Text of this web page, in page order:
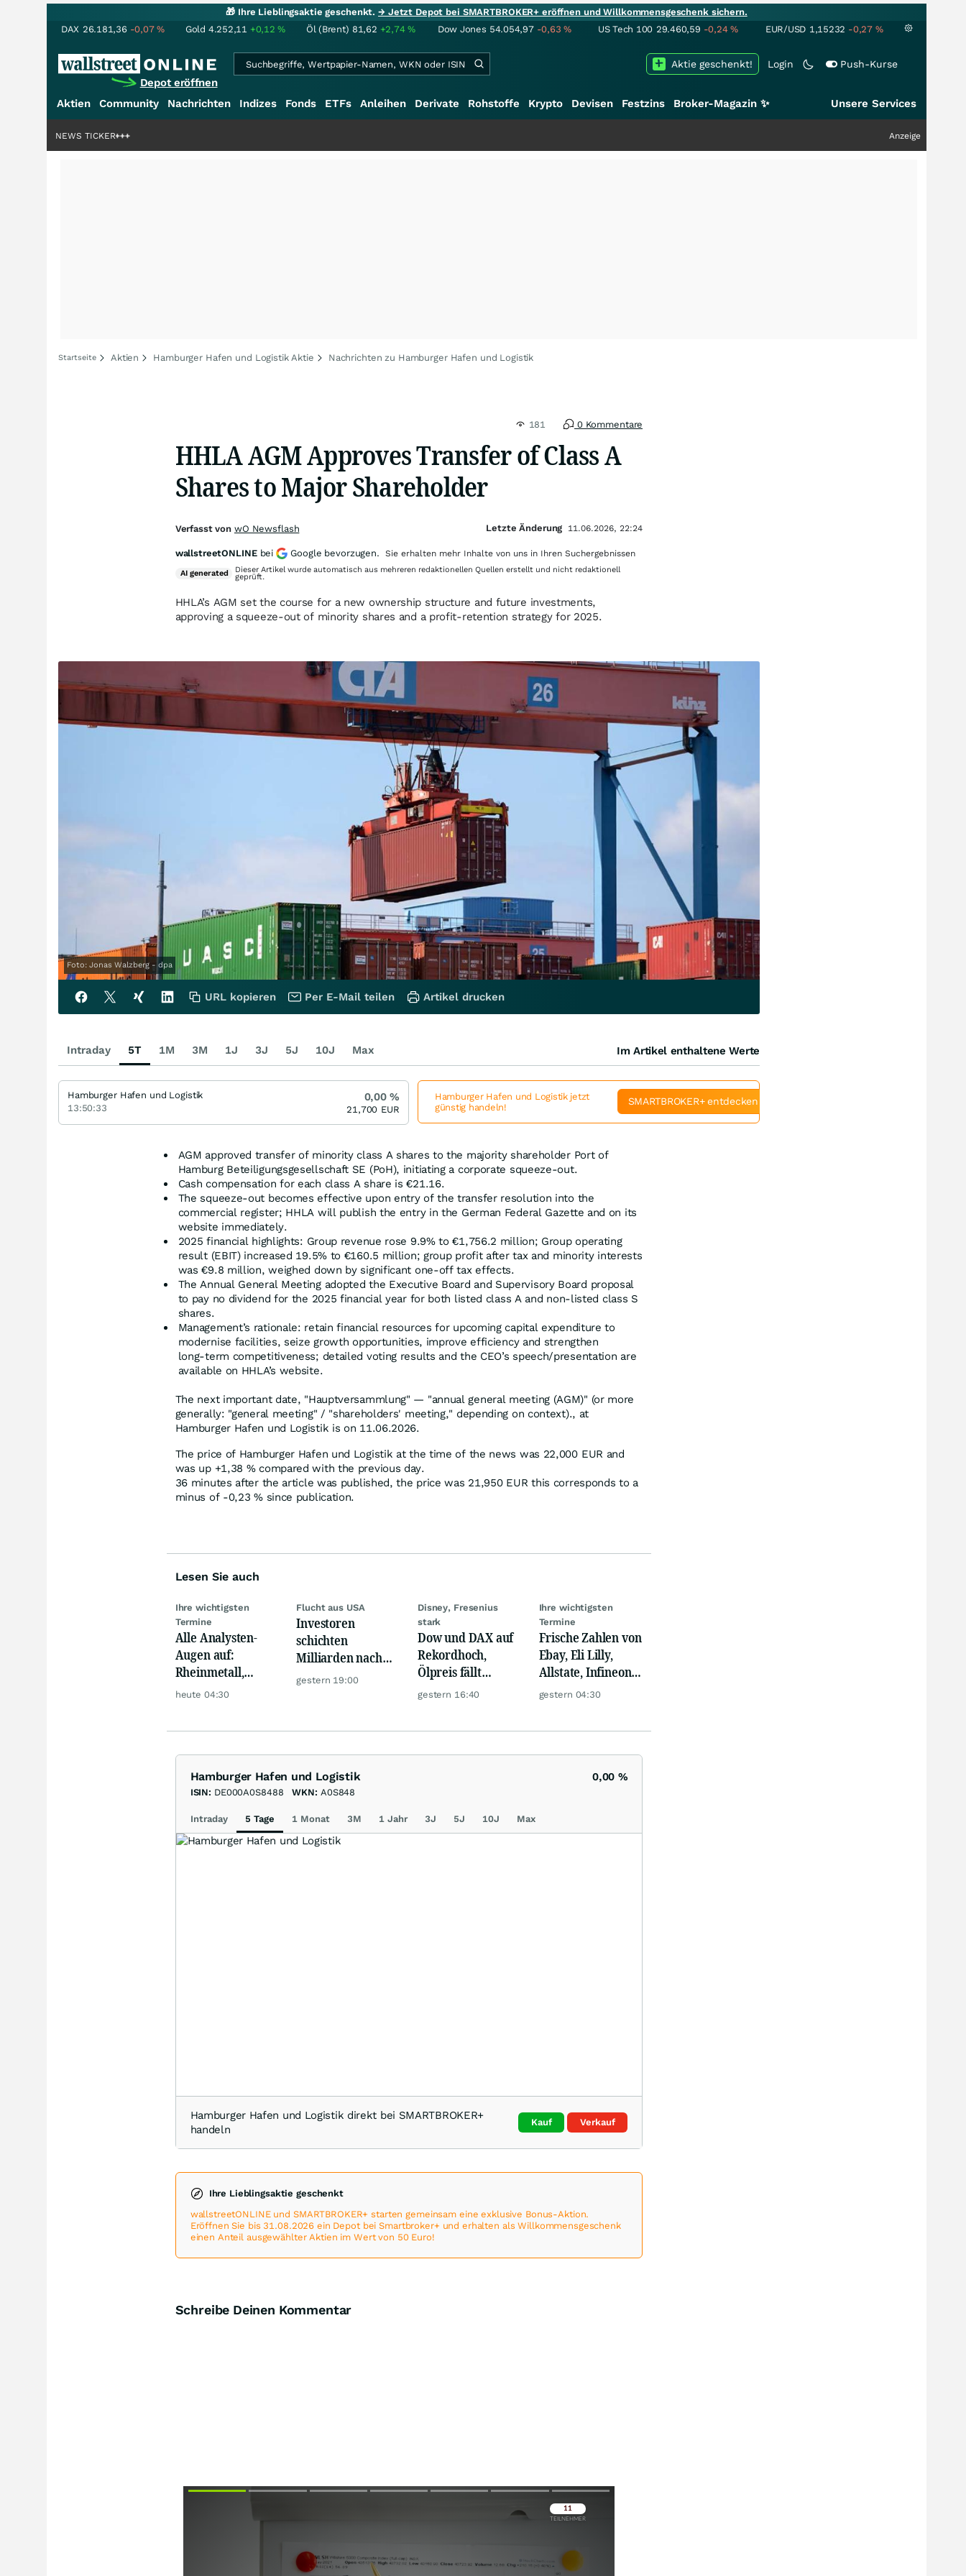
🎁 Ihre Lieblingsaktie geschenkt.→ Jetzt Depot bei SMARTBROKER+ eröffnen und Willkommensgeschenk sichern.
DAX 26.181,36 -0,07% Gold 4.252,11 +0,12% Öl (Brent) 81,62 +2,74% Dow Jones 54.054,97 -0,63% US Tech 100 29.460,59 -0,24% EUR/USD 1,15232 -0,27 %
Depot eröffnen
Login Push-Kurse
Aktie geschenkt!
Aktien Community Nachrichten Indizes Fonds ETFs Anleihen Derivate Rohstoffe Krypto Devisen Festzins Broker-Magazin ✨ Unsere Services
+++ Anzeige
NEWS TICKER
Startseite Aktien Hamburger Hafen und Logistik Aktie Nachrichten zu Hamburger Hafen und Logistik
181 0 Kommentare
HHLA AGM Approves Transfer of Class A
Shares to Major Shareholder
HHLA’s AGM set the course for a new ownership structure and future investments,
approving a squeeze-out of minority shares and a profit-retention strategy for 2025.
Foto: Jonas Walzberg - dpa
AGM approved transfer of minority class A shares to the majority shareholder Port of
Hamburg Beteiligungsgesellschaft SE (PoH), initiating a corporate squeeze-out.
Cash compensation for each class A share is €21.16.
The squeeze-out becomes effective upon entry of the transfer resolution into the
commercial register; HHLA will publish the entry in the German Federal Gazette and on its
website immediately.
2025 financial highlights: Group revenue rose 9.9% to €1,756.2 million; Group operating
result (EBIT) increased 19.5% to €160.5 million; group profit after tax and minority interests
was €9.8 million, weighed down by significant one‑off tax effects.
The Annual General Meeting adopted the Executive Board and Supervisory Board proposal
to pay no dividend for the 2025 financial year for both listed class A and non‑listed class S
shares.
Management’s rationale: retain financial resources for upcoming capital expenditure to
modernise facilities, seize growth opportunities, improve efficiency and strengthen
long‑term competitiveness; detailed voting results and the CEO’s speech/presentation are
available on HHLA’s website.
The next important date, "Hauptversammlung" — "annual general meeting (AGM)" (or more
generally: "general meeting" / "shareholders' meeting," depending on context)., at
Hamburger Hafen und Logistik is on 11.06.2026.
The price of Hamburger Hafen und Logistik at the time of the news was 22,000 EUR and
was up +1,38 %compared with the previous day.
36 minutes after the article was published, the price was 21,950 EUR this corresponds to a
minus of -0,23%since publication.
Lesen Sie auch
Ihre wichtigsten
Termine
Alle Analysten-
Augen auf:
Rheinmetall,
Deutsche Telekom,
heute 04:30
Flucht aus USA
Investoren
schichten
Milliarden nach
Europa um
gestern 19:00
Disney, Fresenius
stark
Dow und DAX auf
Rekordhoch,
Ölpreis fällt
weiter, Gold legt
gestern 16:40
Ihre wichtigsten
Termine
Frische Zahlen von
Ebay, Eli Lilly,
Allstate, Infineon,
Novo Nordisk,
gestern 04:30
Hamburger Hafen und Logistik 0,00 %
ISIN: DE000A0S8488 WKN: A0S848
Intraday 5 Tage 1 Monat 3M 1 Jahr 3J 5J 10J Max
Hamburger Hafen und Logistik direkt bei SMARTBROKER+
handeln
Kauf Verkauf
Ihre Lieblingsaktie geschenkt
wallstreetONLINE und SMARTBROKER+ starten gemeinsam eine exklusive Bonus-Aktion.
Eröffnen Sie bis 31.08.2026 ein Depot bei Smartbroker+ und erhalten als Willkommensgeschenk
einen Anteil ausgewählter Aktien im Wert von 50 Euro!
Schreibe Deinen Kommentar
Verfasst von wO Newsflash Letzte Änderung 11.06.2026, 22:24
wallstreetONLINE bei Google bevorzugen. Sie erhalten mehr Inhalte von uns in Ihren Suchergebnissen
AIgenerated Dieser Artikel wurde automatisch aus mehreren redaktionellen Quellen erstellt und nicht redaktionell
geprüft.
URL kopieren Per E-Mail teilen Artikel drucken
Intraday 5T 1M 3M 1J 3J 5J 10J Max Im Artikel enthaltene Werte
Hamburger Hafen und Logistik
13:50:33
0,00%
21,700 EUR
Hamburger Hafen und Logistik jetzt
günstig handeln!
SMARTBROKER+ entdecken